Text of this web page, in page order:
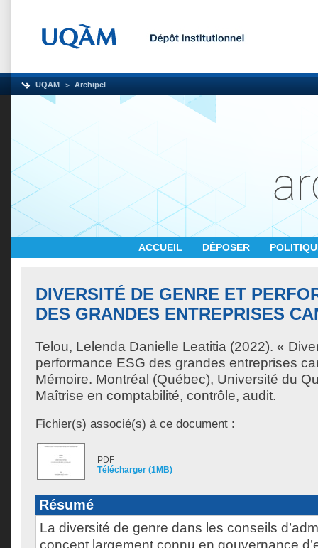
UQAM Archipel
ACCUEIL DÉPOSER
DIVERSITÉ DE GENRE ET
DES GRANDES ENTREPRISES
Telou, Lelenda Danielle Leatitia (2022). «
performance ESG des grandes entreprises
Mémoire. Montréal (Québec), Université du
Maîtrise en comptabilité, contrôle, audit.
Fichier(s) associé(s) à ce document :
PDF
Télécharger (1MB)
Résumé
La diversité de genre dans les conseils
concept largement connu en gouvernance